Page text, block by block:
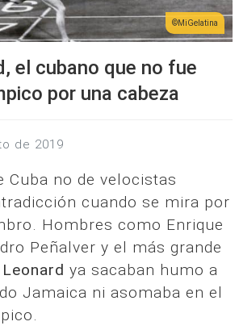
MiGelatina
el cubano que no fue
por una cabeza
de 2019
Cuba no de velocistas
cuando se mira por
Hombres como Enrique
Peñalver y el más grande
ya sacaban humo a
Jamaica ni asomaba en el